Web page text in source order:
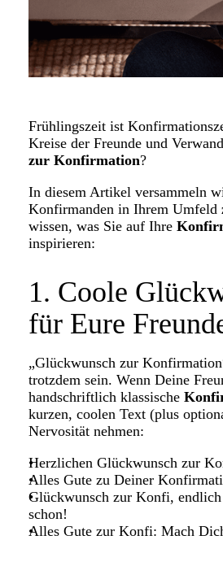
Frühlingszeit ist
Kreise der Freunde und
zur Konfirmation?
In diesem Artikel versammeln
Konfirmanden in Ihrem Umfeld
wissen, was Sie auf Ihre
inspirieren:
1. Coole
für Eure
„Glückwunsch zur
trotzdem sein. Wenn Deine
handschriftlich klassische
kurzen, coolen Text (plus
Nervosität nehmen:
Herzlichen Glückwunsch zur
Alles Gute zu Deiner
Glückwunsch zur Konfi,
schon!
Alles Gute zur Konfi: Mach